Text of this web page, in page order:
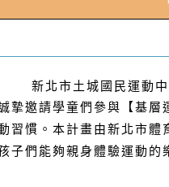
新北市土城國民運動
摯邀請學童們參與【基
習慣。本計畫由新北市
子們能夠親身體驗運動的